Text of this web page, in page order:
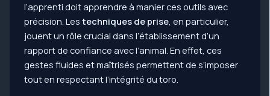
l’apprenti doit apprendre à manier ces outils avec
précision. Les techniques de prise, en particulier,
jouent un rôle crucial dans l’établissement d’un
rapport de confiance avec l’animal. En effet, ces
gestes fluides et maîtrisés permettent de s’imposer
tout en respectant l’intégrité du toro.